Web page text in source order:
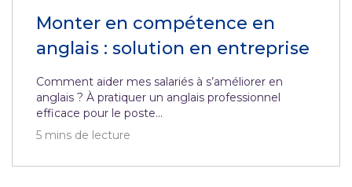
Monter en compétence en
anglais : solution en entreprise
Comment aider mes salariés à s’améliorer en
anglais ? À pratiquer un anglais professionnel
efficace pour le poste...
5 mins de lecture